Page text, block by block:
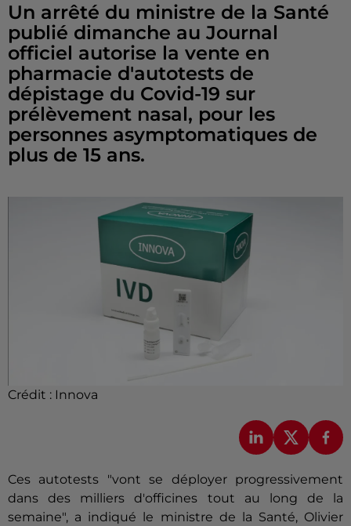
Un arrêté du ministre de la Santé
publié dimanche au Journal
officiel autorise la vente en
pharmacie d'autotests de
dépistage du Covid-19 sur
prélèvement nasal, pour les
personnes asymptomatiques de
plus de 15 ans.
Crédit : Innova
Ces autotests "vont se déployer progressivement
dans des milliers d'officines tout au long de la
semaine", a indiqué le ministre de la Santé, Olivier